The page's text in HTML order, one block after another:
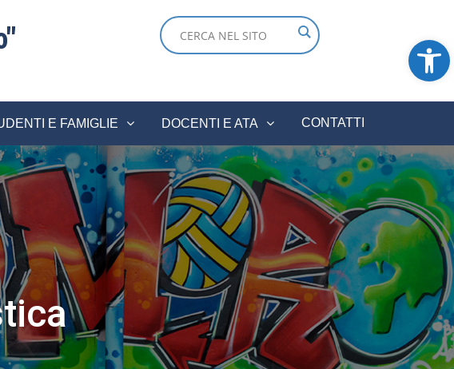
E FAMIGLIE DOCENTI E ATA CONTATTI